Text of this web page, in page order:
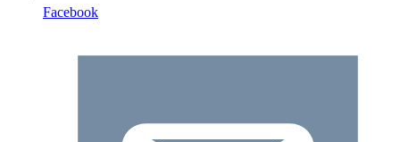
Facebook